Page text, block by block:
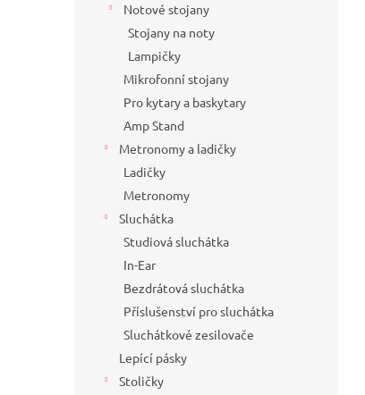
Notové stojany
Stojany na noty
Lampičky
Mikrofonní stojany
Pro kytary a baskytary
Amp Stand
Metronomy a ladičky
Ladičky
Metronomy
Sluchátka
Studiová sluchátka
In-Ear
Bezdrátová sluchátka
Příslušenství pro sluchátka
Sluchátkové zesilovače
Lepící pásky
Stoličky